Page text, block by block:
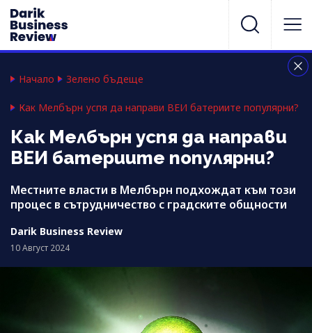
Начало Зелено бъдеще
Как Мелбърн успя да направи ВЕИ батериите популярни?
Как Мелбърн успя да направи
ВЕИ батериите популярни?
Местните власти в Мелбърн подхождат към този
процес в сътрудничество с градските общности
Darik Business Review
10 Август 2024